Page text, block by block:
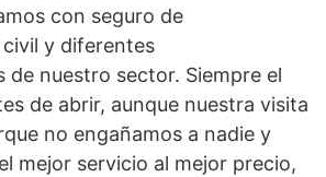
con seguro de
y diferentes
de nuestro sector. Siempre el
de abrir, aunque nuestra visita
no engañamos a nadie y
mejor servicio al mejor precio,